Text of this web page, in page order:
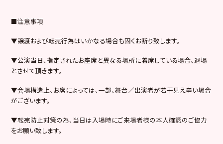
■注意事項
▼譲渡および転売行為はいかなる場合も固くお断り致します。
▼公演当日、指定されたお座席と異なる場所に着席している場合、退場
とさせて頂きます。
▼会場構造上、お席によっては、一部、舞台／出演者が若干見え辛い場合
がございます。
▼転売防止対策の為、当日は入場時にご来場者様の本人確認のご協力
をお願い致します。